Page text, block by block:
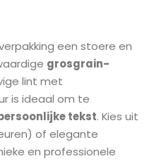
een stoere en
grosgrain-
lint met
is ideaal om te
tekst. Kies uit
of elegante
en professionele